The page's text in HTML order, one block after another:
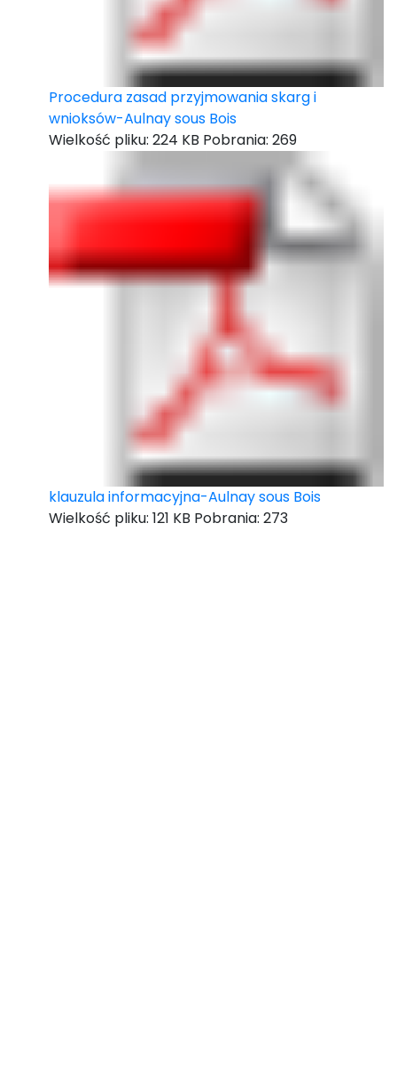
Procedura zasad przyjmowania skarg i
wnioksów-Aulnay sous Bois
Wielkość pliku: 224 KB Pobrania: 269
klauzula informacyjna-Aulnay sous Bois
Wielkość pliku: 121 KB Pobrania: 273